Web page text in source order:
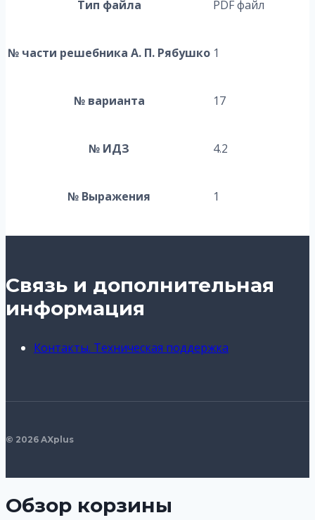
Тип файла PDF файл
№ части решебника А. П. Рябушко 1
№ варианта 17
№ ИДЗ 4.2
№ Выражения 1
Связь и дополнительная
информация
Контакты. Техническая поддержка
© 2026 AXplus
Обзор корзины